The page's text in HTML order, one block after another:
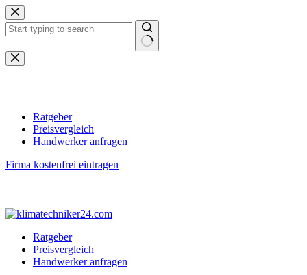
Zum
Inhalt
springen
Keine
Ergebnisse
Ratgeber
Preisvergleich
Handwerker anfragen
Firma kostenfrei eintragen
Ratgeber
Preisvergleich
Handwerker anfragen